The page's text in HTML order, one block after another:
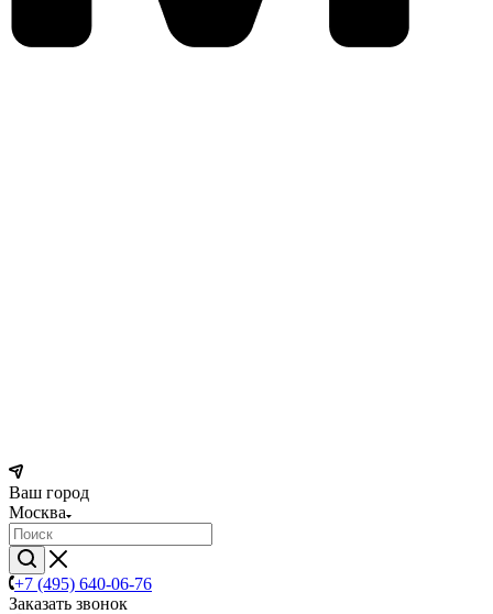
Ваш город
Москва
+7 (495) 640-06-76
Заказать звонок